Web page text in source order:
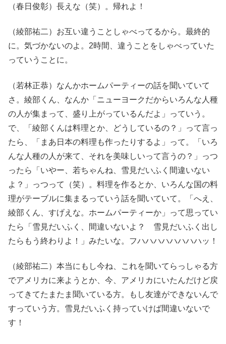
（春日俊彰）長えな（笑）。帰れよ！
（綾部祐二）お互い違うことしゃべってるから。最終的
に。気づかないのよ。2時間、違うことをしゃべっていた
っていうことに。
（若林正恭）なんかホームパーティーの話を聞いていて
さ。綾部くん、なんか「ニューヨークだからいろんな人種
の人が集まって、盛り上がっているんだよ」っていう。
で、「綾部くんは料理とか、どうしているの？」って言っ
たら、「まあ日本の料理も作ったりするよ」って。「いろ
んな人種の人が来て、それを美味しいって言うの？」っつ
ったら「いやー、若ちゃんね、雪見だいふく間違いない
よ？」っつって（笑）。料理を作るとか、いろんな国の料
理がテーブルに集まるっていう話を聞いていて。「へえ、
綾部くん、すげえな。ホームパーティーか」って思ってい
たら「雪見だいふく、間違いないよ？ 雪見だいふく出し
たらもう終わりよ！」みたいな。フハハハハハハハハッ！
（綾部祐二）本当にもし今ね、これを聞いてらっしゃる方
でアメリカに来ようとか、今、アメリカにいたんだけど戻
ってきてたまたま聞いている方。もし友達ができないんで
すっていう方。雪見だいふく持っていけば間違いないで
す！